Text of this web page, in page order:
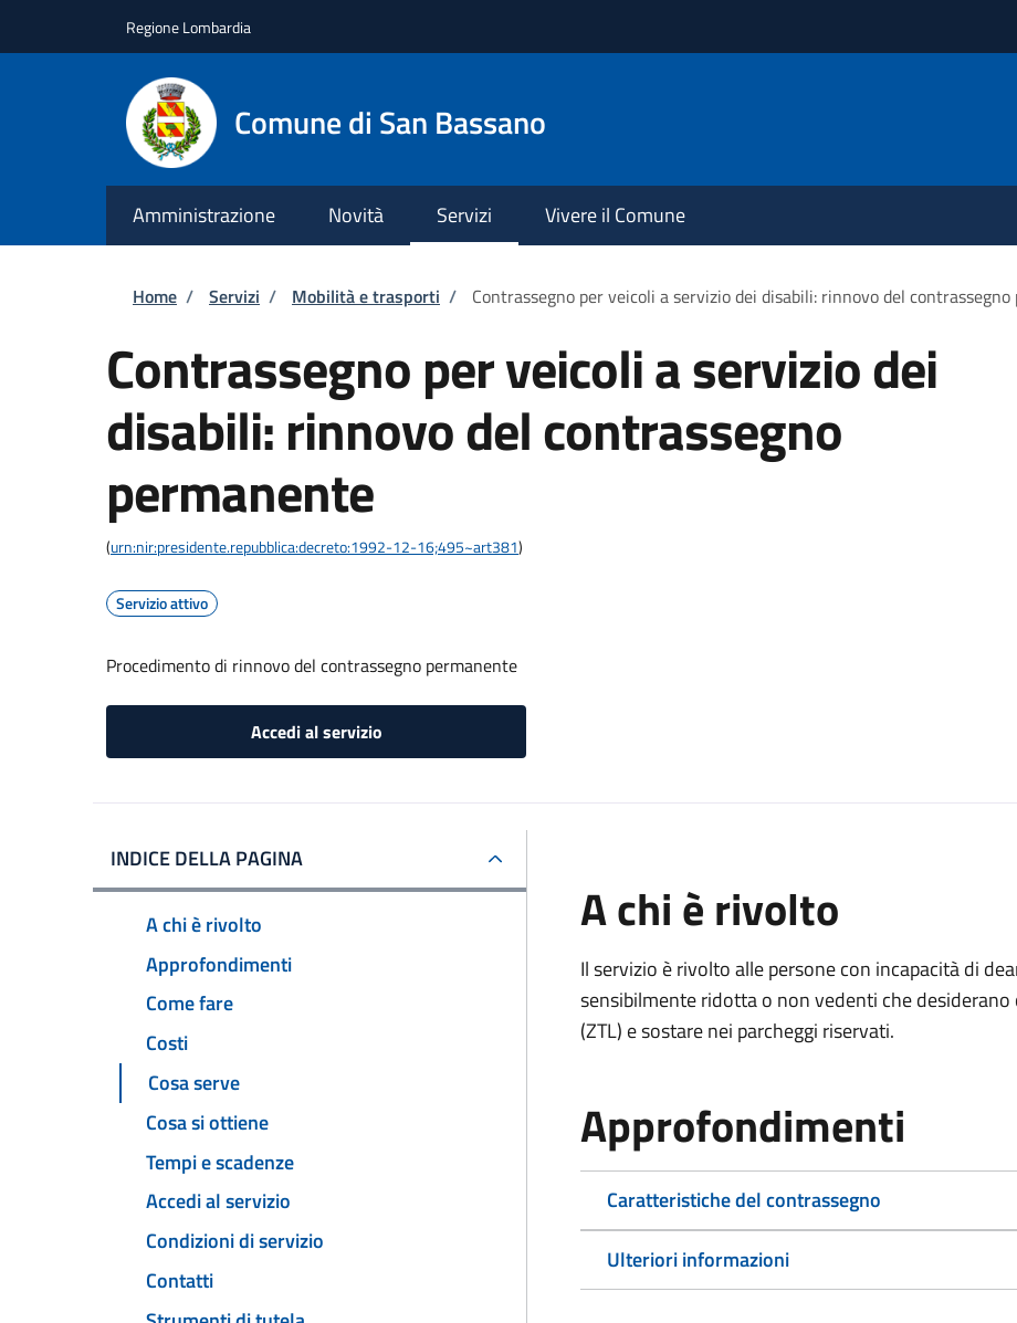
Regione Lombardia
Comune di San Bassano
Amministrazione Novità Servizi Vivere il Comune
Briciole di pane
Home / Servizi / Mobilità e trasporti / Contrassegno per veicoli a servizio dei disabili: rinnovo del
Contrassegno per veicoli a servizio dei
disabili: rinnovo del contrassegno
permanente
(urn:nir:presidente.repubblica:decreto:1992-12-16;495~art381)
Servizio attivo
Procedimento di rinnovo del contrassegno permanente
Accedi al servizio
INDICE DELLA PAGINA
A chi è rivolto
Approfondimenti
Come fare
Costi
Cosa serve
Cosa si ottiene
Tempi e scadenze
Accedi al servizio
Condizioni di servizio
Contatti
A chi è rivolto
Il servizio è rivolto alle persone con incapacità di
sensibilmente ridotta o non vedenti che
(ZTL) e sostare nei parcheggi riservati.
Approfondimenti
Caratteristiche del contrassegno
Ulteriori informazioni